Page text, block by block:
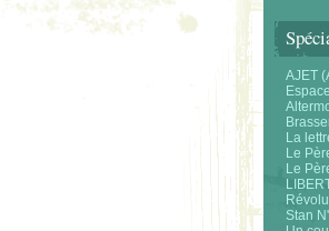
AJET
La
Le
Le
Stan